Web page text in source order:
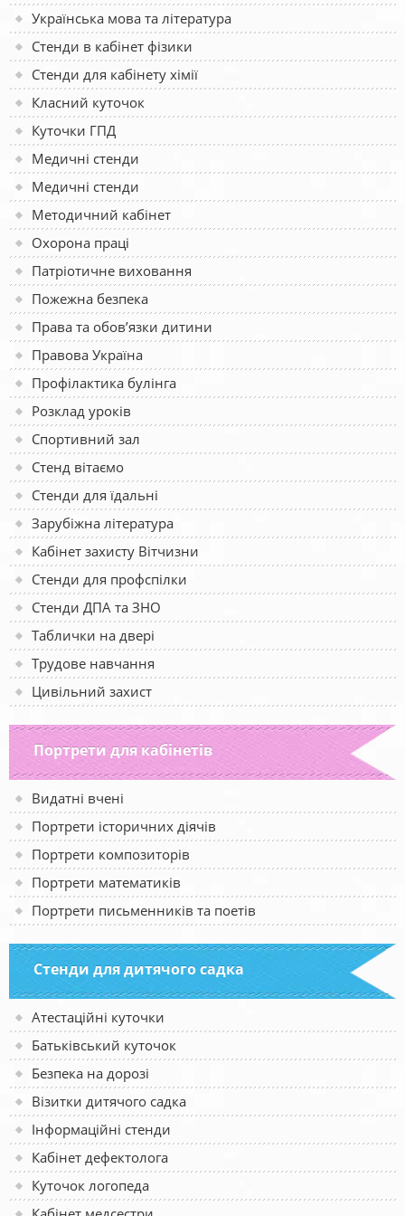
Українська мова та література
Стенди в кабінет фізики
Стенди для кабінету хімії
Класний куточок
Куточки ГПД
Медичні стенди
Медичні стенди
Методичний кабінет
Охорона праці
Патріотичне виховання
Пожежна безпека
Права та обов’язки дитини
Правова Україна
Профілактика булінга
Розклад уроків
Спортивний зал
Стенд вітаємо
Стенди для їдальні
Зарубіжна література
Кабінет захисту Вітчизни
Стенди для профспілки
Стенди ДПА та ЗНО
Таблички на двері
Трудове навчання
Цивільний захист
Портрети для кабінетів
Видатні вчені
Портрети історичних діячів
Портрети композиторів
Портрети математиків
Портрети письменників та поетів
Стенди для дитячого садка
Атестаційні куточки
Батьківський куточок
Безпека на дорозі
Візитки дитячого садка
Інформаційні стенди
Кабінет дефектолога
Куточок логопеда